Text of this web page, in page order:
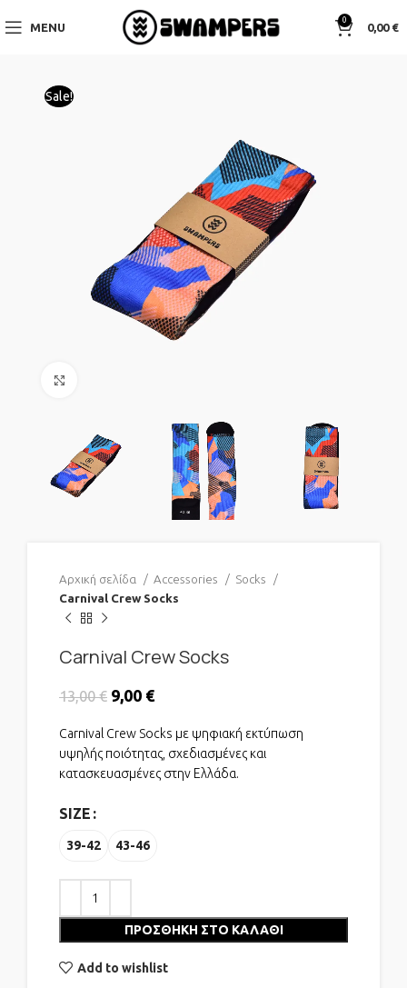
MENU
0
0,00 €
Sale!
Αρχική σελίδα Accessories
Socks
Carnival Crew Socks
Carnival Crew Socks
13,00€ Original price was: 13,00 €.
9,00 €Η τρέχουσα τιμή είναι: 9,00 €.
Carnival Crew Socks με ψηφιακή εκτύπωση
υψηλής ποιότητας, σχεδιασμένες και
κατασκευασμένες στην Ελλάδα.
SIZE
39-42 43-46
ΠΡΟΣΘΉΚΗ ΣΤΟ ΚΑΛΆΘΙ
Add to wishlist